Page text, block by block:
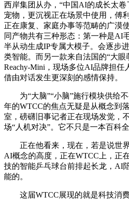
西岸集团从办，“中国AI的成长太
宠物，更沉视正在场景中使用，傅
正在康复、家庭办事等范畴的广漠
同产物共有三种形态：第一种是AI
半从动生成IP专属大模子。会逐步
类智能。而另一款来自法国的“大
Reachy-Mini，现场多位AI品牌担任
借由对话发生更深刻的感情保持。
为“大脑”“小脑”施行模块供给不
年的WTCC的焦点无疑是从概念
室，磅礴旧事记者正在现场发觉，
场“人机对决”。它不只是一本百科全
正在他看来，现在，若是说世界
AI概念的高度，正在WTCC上，正
技的智能乒乓球台前排起长龙，AI
能的。
这届WTCC展现的就是科技消费